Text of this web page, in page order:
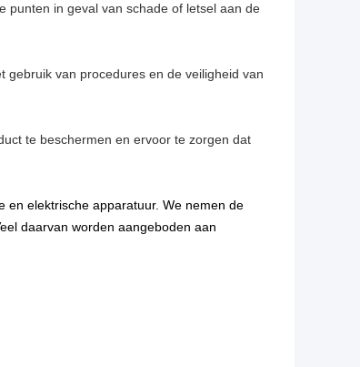
punten in geval van schade of letsel aan de
gebruik van procedures en de veiligheid van
te beschermen en ervoor te zorgen dat
en elektrische apparatuur. We nemen de
daarvan worden aangeboden aan